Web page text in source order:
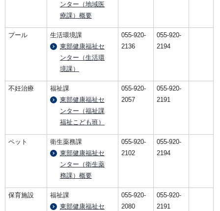
ンター（地域医
療課）概要
プール
生活環境課
東部健康福祉セ
ンター（生活環
境課）
055-920-
2136
055-920-
2194
不妊治療
福祉課
東部健康福祉セ
ンター（福祉課
福祉こども班）
055-920-
2057
055-920-
2191
ペット
衛生薬務課
東部健康福祉セ
ンター（衛生薬
務課）概要
055-920-
2102
055-920-
2194
保育施設
福祉課
東部健康福祉セ
055-920-
2080
055-920-
2191